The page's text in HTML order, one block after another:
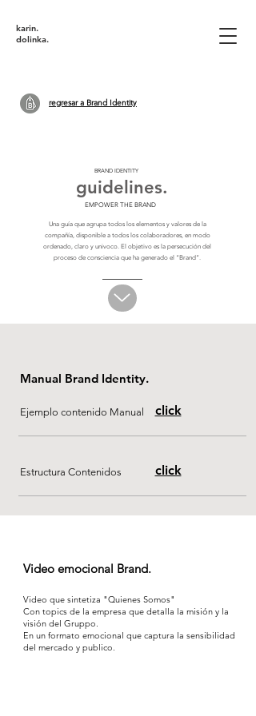
karin.
dolinka.
regresar a Brand Identity
BRAND IDENTITY
guidelines.
EMPOWER THE BRAND
Una guía que agrupa todos los elementos y valores de la
compañía, disponible a todos los colaboradores, en modo
ordenado, claro y univoco. El objetivo es la persecución del
proceso de consciencia que ha generado el “Brand”.
Manual Brand Identity.
Ejemplo contenido Manual click
Estructura Contenidos click
Video emocional Brand.
Video que sintetiza "Quienes Somos"
Con topics de la empresa que detalla la misión y la
visión del Gruppo.
En un formato emocional que captura la sensibilidad
del mercado y publico.